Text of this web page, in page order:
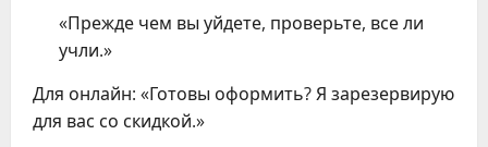
«Прежде чем вы уйдете, проверьте, все ли
учли.»
Для онлайн: «Готовы оформить? Я зарезервирую
для вас со скидкой.»